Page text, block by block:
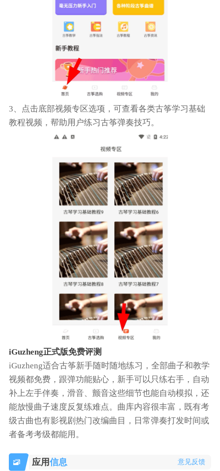
3、点击底部视频专区选项，可查看各类古筝学习基础
教程视频，帮助用户练习古筝弹奏技巧。
iGuzheng正式版免费评测
iGuzheng适合古筝新手随时随地练习，全部曲子和教学
视频都免费，跟弹功能贴心，新手可以只练右手，自动
补上左手伴奏，滑音、颤音这些细节也能自动模拟，还
能放慢曲子速度反复练难点。曲库内容很丰富，既有考
级古曲也有影视剧热门改编曲目，日常弹奏打发时间或
者备考考级都能用。
应用信息 意见反馈